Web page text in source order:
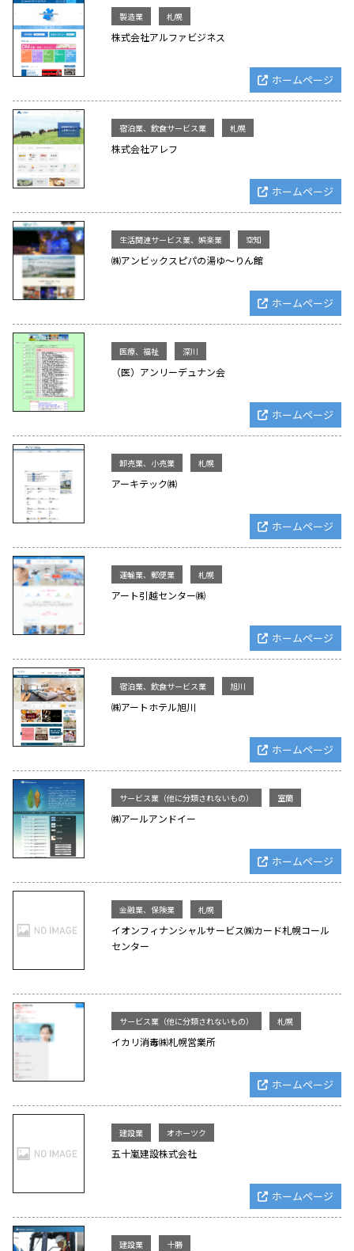
製造業 札幌
株式会社アルファビジネス
ホームページ
宿泊業、飲食サービス業 札幌
株式会社アレフ
ホームページ
生活関連サービス業、娯楽業 空知
㈱アンビックスピパの湯ゆ～りん館
ホームページ
医療、福祉 深川
（医）アンリーデュナン会
ホームページ
卸売業、小売業 札幌
アーキテック㈱
ホームページ
運輸業、郵便業 札幌
アート引越センター㈱
ホームページ
宿泊業、飲食サービス業 旭川
㈱アートホテル旭川
ホームページ
サービス業（他に分類されないもの） 室蘭
㈱アールアンドイー
ホームページ
金融業、保険業 札幌
イオンフィナンシャルサービス㈱カード札幌コール
センター
サービス業（他に分類されないもの） 札幌
イカリ消毒㈱札幌営業所
ホームページ
建設業 オホーツク
五十嵐建設株式会社
ホームページ
建設業 十勝